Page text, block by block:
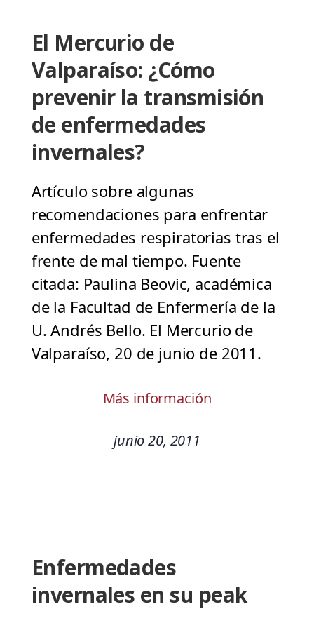
El Mercurio de
Valparaíso: ¿Cómo
prevenir la transmisión
de enfermedades
invernales?
Artículo sobre algunas
recomendaciones para enfrentar
enfermedades respiratorias tras el
frente de mal tiempo. Fuente
citada: Paulina Beovic, académica
de la Facultad de Enfermería de la
U. Andrés Bello. El Mercurio de
Valparaíso, 20 de junio de 2011.
Más información
junio 20, 2011
Enfermedades
invernales en su peak